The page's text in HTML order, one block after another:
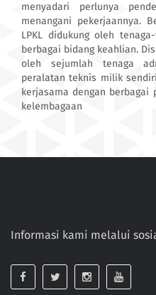
menyadari perlunya
menangani pekerjaannya.
LPKL didukung oleh
berbagai bidang keahlian.
oleh sejumlah tenaga
peralatan teknis milik
kerjasama dengan berbagai
kelembagaan
Informasi kami melalui